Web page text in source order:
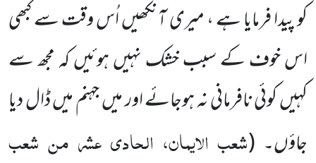
کو پیدا فرمایا ہے ، میری آنکھیں اُس وقت سے کبھی
اس خوف کے سبب خشک نہیں ہوئیں کہ مجھ سے
کہیں کوئی نافرمانی نہ ہوجائے اور میں جہنم میں ڈال دیا
جاؤں۔ (شعب الایمان، الحادی عشر من شعب